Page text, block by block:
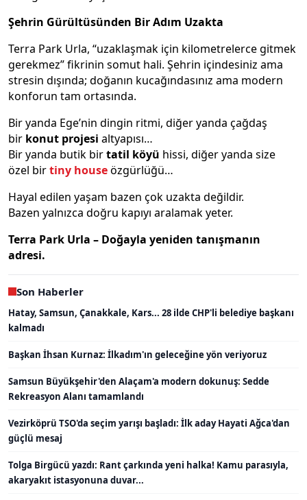
Şehrin Gürültüsünden Bir Adım Uzakta
Terra Park Urla, “uzaklaşmak için kilometrelerce gitmek
gerekmez” fikrinin somut hali. Şehrin içindesiniz ama
stresin dışında; doğanın kucağındasınız ama modern
konforun tam ortasında.
Bir yanda Ege’nin dingin ritmi, diğer yanda çağdaş
bir konut projesi altyapısı…
Bir yanda butik birtatil köyü hissi, diğer yanda size
özel birtiny houseözgürlüğü…
Hayal edilen yaşam bazen çok uzakta değildir.
Bazen yalnızca doğru kapıyı aralamak yeter.
Terra Park Urla – Doğayla yeniden tanışmanın
adresi.
Son Haberler
Hatay, Samsun, Çanakkale, Kars... 28 ilde CHP'li belediye başkanı
kalmadı
Başkan İhsan Kurnaz: İlkadım'ın geleceğine yön veriyoruz
Samsun Büyükşehir'den Alaçam'a modern dokunuş: Sedde
Rekreasyon Alanı tamamlandı
Vezirköprü TSO'da seçim yarışı başladı: İlk aday Hayati Ağca'dan
güçlü mesaj
Tolga Birgücü yazdı: Rant çarkında yeni halka! Kamu parasıyla,
akaryakıt istasyonuna duvar...